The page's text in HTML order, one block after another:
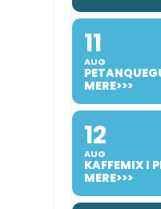
11
AUG
MERE>>>
12
AUG
KAFFEMIX I
MERE>>>